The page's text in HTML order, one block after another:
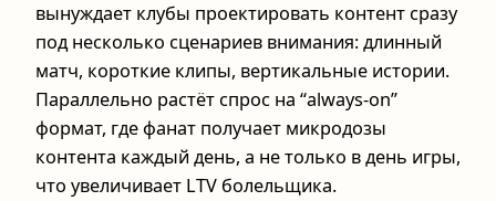
вынуждает клубы проектировать контент сразу
под несколько сценариев внимания: длинный
матч, короткие клипы, вертикальные истории.
Параллельно растёт спрос на “always-on”
формат, где фанат получает микродозы
контента каждый день, а не только в день игры,
что увеличивает LTV болельщика.